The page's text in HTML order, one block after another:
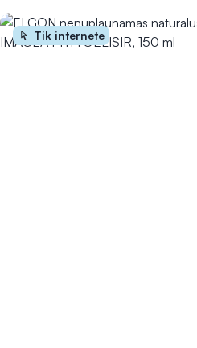
Tik internete